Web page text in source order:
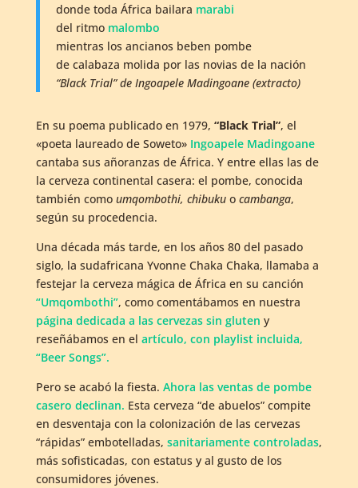
donde toda África bailara marabi
del ritmo malombo
mientras los ancianos beben pombe
de calabaza molida por las novias de la nación
“Black Trial” de Ingoapele Madingoane (extracto)
En su poema publicado en 1979, “Black Trial”, el
«poeta laureado de Soweto» Ingoapele Madingoane
cantaba sus añoranzas de África. Y entre ellas las de
la cerveza continental casera: el pombe, conocida
también como umqombothi, chibukuo cambanga,
según su procedencia.
Una década más tarde, en los años 80 del pasado
siglo, la sudafricana Yvonne Chaka Chaka, llamaba a
festejar la cerveza mágica de África en su canción
“Umqombothi”, como comentábamos en nuestra
página dedicada a las cervezas sin gluten y
reseñábamos en el artículo, con playlist incluida,
“Beer Songs”.
Pero se acabó la fiesta. Ahora las ventas de pombe
casero declinan. Esta cerveza “de abuelos” compite
en desventaja con la colonización de las cervezas
“rápidas” embotelladas, sanitariamente controladas,
más sofisticadas, con estatus y al gusto de los
consumidores jóvenes.